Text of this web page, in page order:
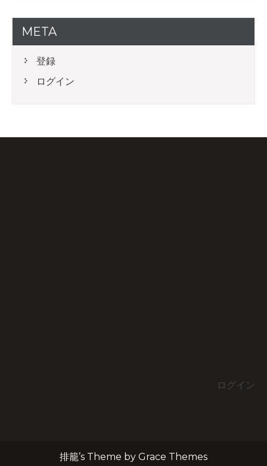
META
登録
ログイン
ログイン
排籠’s Theme by Grace Themes